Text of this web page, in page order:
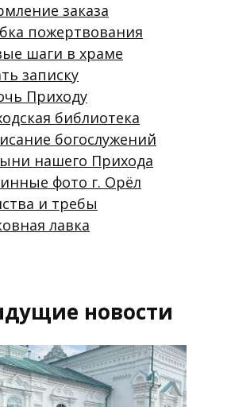
заказа
пожертвования
шаги в храме
записку
Приходу
библиотека
богослужений
нашего Прихода
фото г. Орёл
и требы
лавка
новости